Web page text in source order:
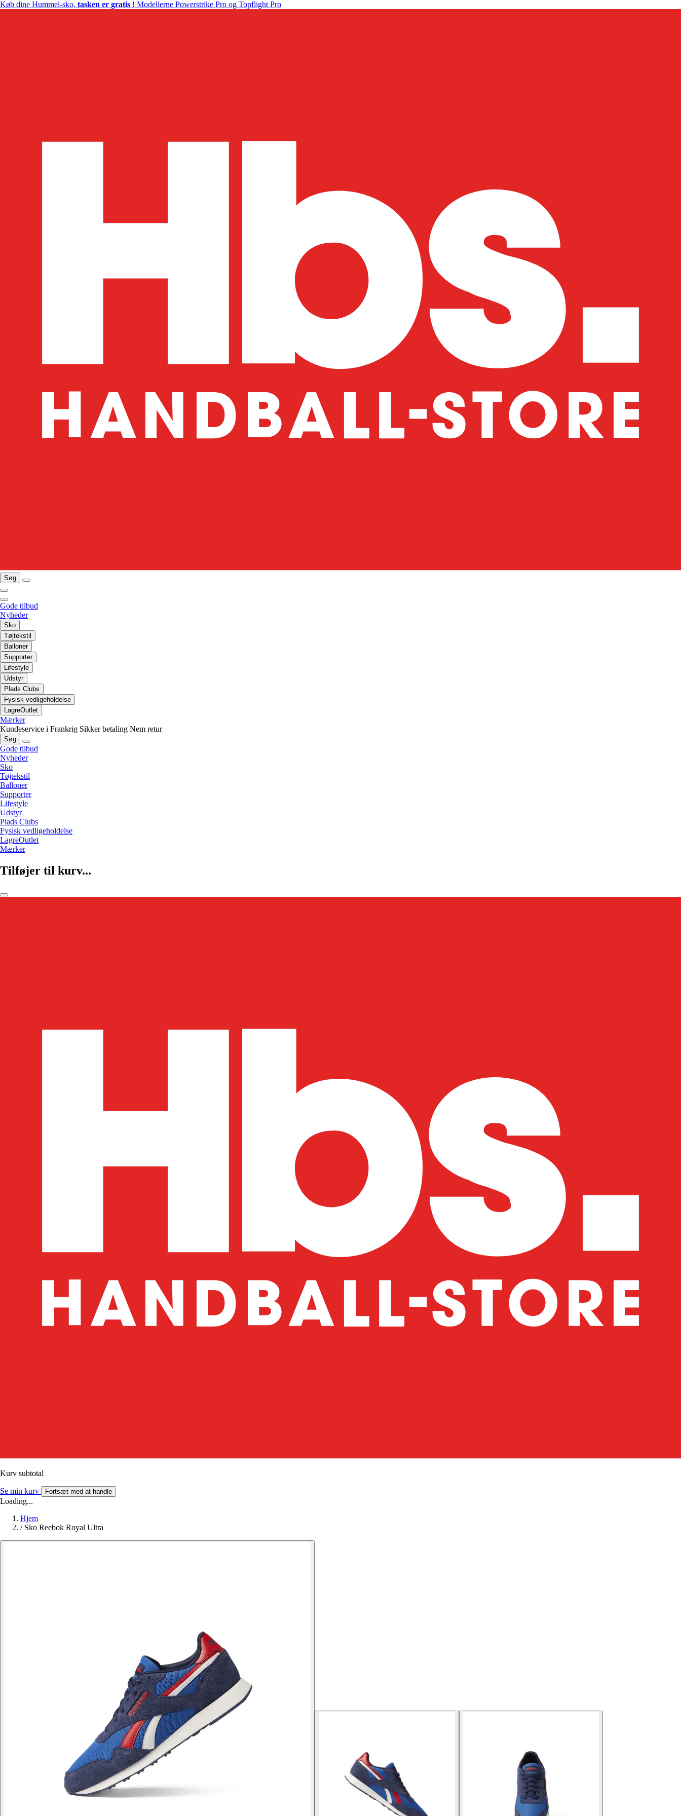
Køb dine Hummel-sko, tasken er gratis ! Modellerne Powerstrike Pro og Topflight Pro
Søg
Gode tilbud
Nyheder
Sko
Tøjtekstil
Balloner
Supporter
Lifestyle
Udstyr
Plads Clubs
Fysisk vedligeholdelse
LagreOutlet
Mærker
Kundeservice i Frankrig Sikker betaling Nem retur
Søg
Gode tilbud
Nyheder
Sko
Tøjtekstil
Balloner
Supporter
Lifestyle
Udstyr
Plads Clubs
Fysisk vedligeholdelse
LagreOutlet
Mærker
Tilføjer til kurv...
Kurv subtotal
Se min kurv Fortsæt med at handle
Loading...
Hjem
/ Sko Reebok Royal Ultra